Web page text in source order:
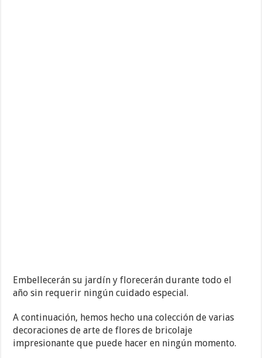
Embellecerán su jardín y florecerán durante todo el
año sin requerir ningún cuidado especial.
A continuación, hemos hecho una colección de varias
decoraciones de arte de flores de bricolaje
impresionante que puede hacer en ningún momento.